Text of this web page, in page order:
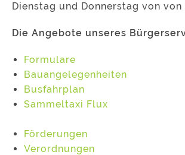
Dienstag und Donnerstag von von
Die Angebote unseres
Formulare
Bauangelegenheiten
Busfahrplan
Sammeltaxi Flux
Förderungen
Verordnungen